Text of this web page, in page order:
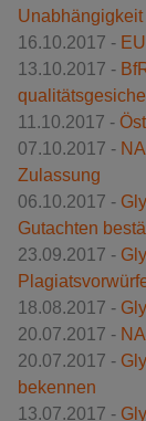
16.10.2017 -
13.10.2017 -
11.10.2017 -
07.10.2017 -
Zulassung
06.10.2017 -
Gutachten
23.09.2017 -
18.08.2017 -
20.07.2017 -
20.07.2017 -
bekennen
13.07.2017 -